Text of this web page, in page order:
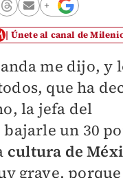
Únete al canal de
me dijo, y
que ha
la jefa del
un 30
cultura de
grave, porque